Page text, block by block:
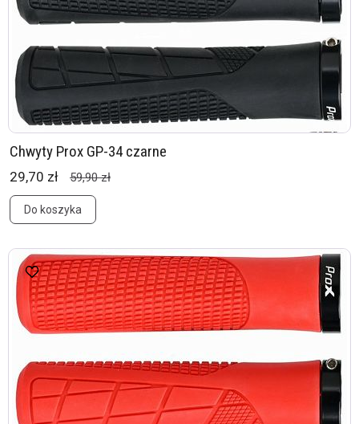
Chwyty Prox GP-34 czarne
29,70 zł 59,90 zł
Do koszyka